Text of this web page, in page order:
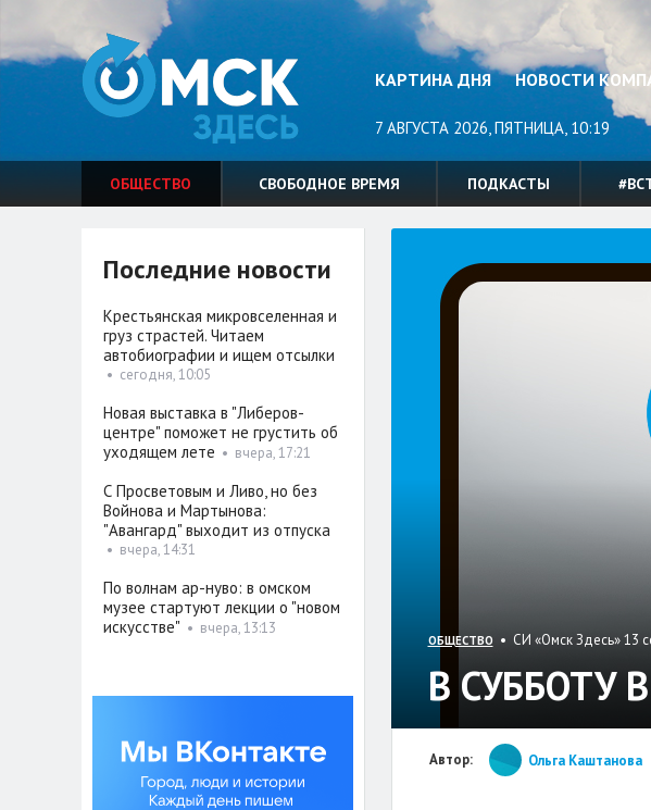
КАРТИНА ДНЯ НОВОСТИ
7 АВГУСТА 2026, ПЯТНИЦА, 10:19
ОБЩЕСТВО СВОБОДНОЕ ВРЕМЯ ПОДКАСТЫ
ОБЩЕСТВО • СИ «Омск Здесь» 13
В СУББОТУ
Автор: Ольга Каштанова
Последние новости
Крестьянская микровселенная и
груз страстей. Читаем
автобиографии и ищем отсылки
• сегодня, 10:05
Новая выставка в "Либеров-
центре" поможет не грустить об
уходящем лете • вчера, 17:21
С Просветовым и Ливо, но без
Войнова и Мартынова:
"Авангард" выходит из отпуска
• вчера, 14:31
По волнам ар-нуво: в омском
музее стартуют лекции о "новом
искусстве" • вчера, 13:13